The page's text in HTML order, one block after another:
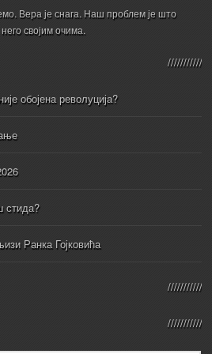
Вера је снага. Наш проблем је што
својим очима.
обојена револуција?
стида?
Ранка Гојковића